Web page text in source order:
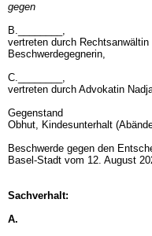
gegen
B.________,
vertreten durch Rechtsanwältin
Beschwerdegegnerin,
C.________,
vertreten durch Advokatin
Gegenstand
Obhut, Kindesunterhalt
Beschwerde gegen den
Basel-Stadt vom 12. August
Sachverhalt:
A.